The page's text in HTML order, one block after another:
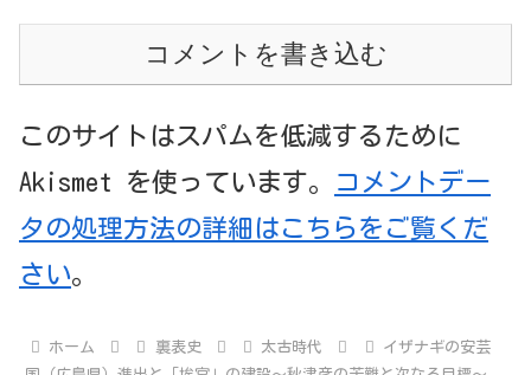
コメントを書き込む
このサイトはスパムを低減するために
Akismet を使っています。
コメントデー
タの処理方法の詳細はこちらをご覧くだ
さい。
ホーム 裏表史 太古時代
イザナギの安芸